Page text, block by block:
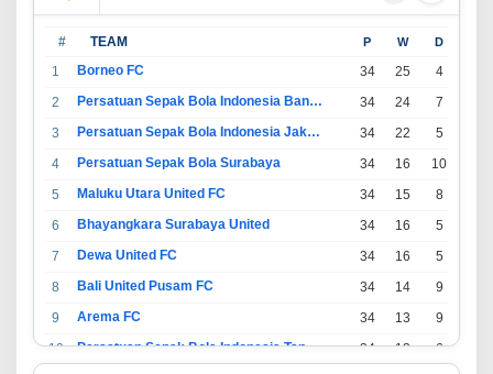
# TEAM P W D
1 Borneo FC 34 25 4
2
Persatuan Sepak Bola Indonesia Bandung 34 24 7
3
Persatuan Sepak Bola Indonesia Jakarta 34 22 5
4
Persatuan Sepak Bola Surabaya 34 16 10
5
Maluku Utara United FC 34 15 8
6
Bhayangkara Surabaya United 34 16 5
7
Dewa United FC 34 16 5
8
Bali United Pusam FC 34 14 9
9
Arema FC 34 13 9
10
Persatuan Sepak Bola Indonesia Tangerang 34 13 6